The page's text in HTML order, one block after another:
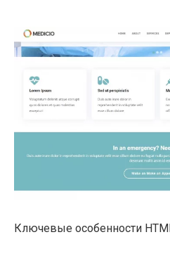
Ключевые особенности